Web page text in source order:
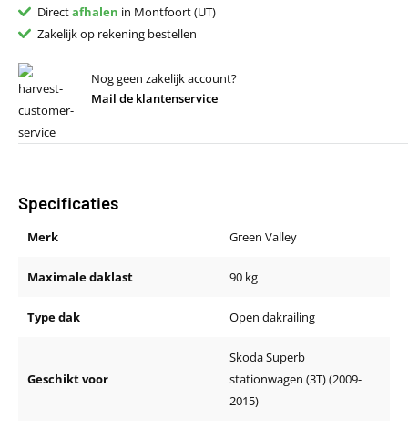
Directafhalen in Montfoort (UT)
Zakelijk op rekening bestellen
Nog geen zakelijk account?
Mail de klantenservice
Specificaties
Merk Green Valley
Maximale daklast 90 kg
Type dak Open dakrailing
Geschikt voor
Skoda Superb
stationwagen (3T) (2009-
2015)